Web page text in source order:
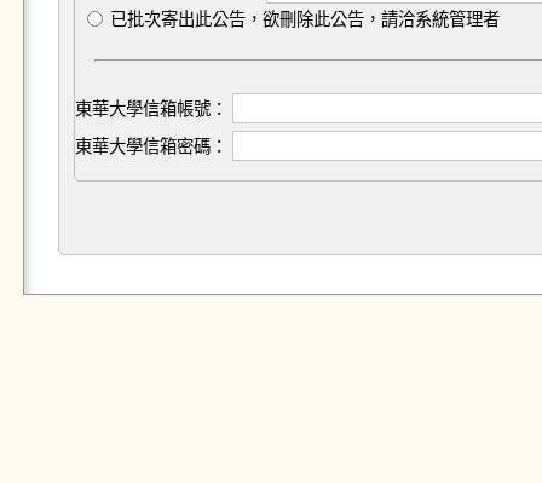
已批次寄出此公告，欲刪除此公告，請洽系統管理者
東華大學信箱帳號：
東華大學信箱密碼：